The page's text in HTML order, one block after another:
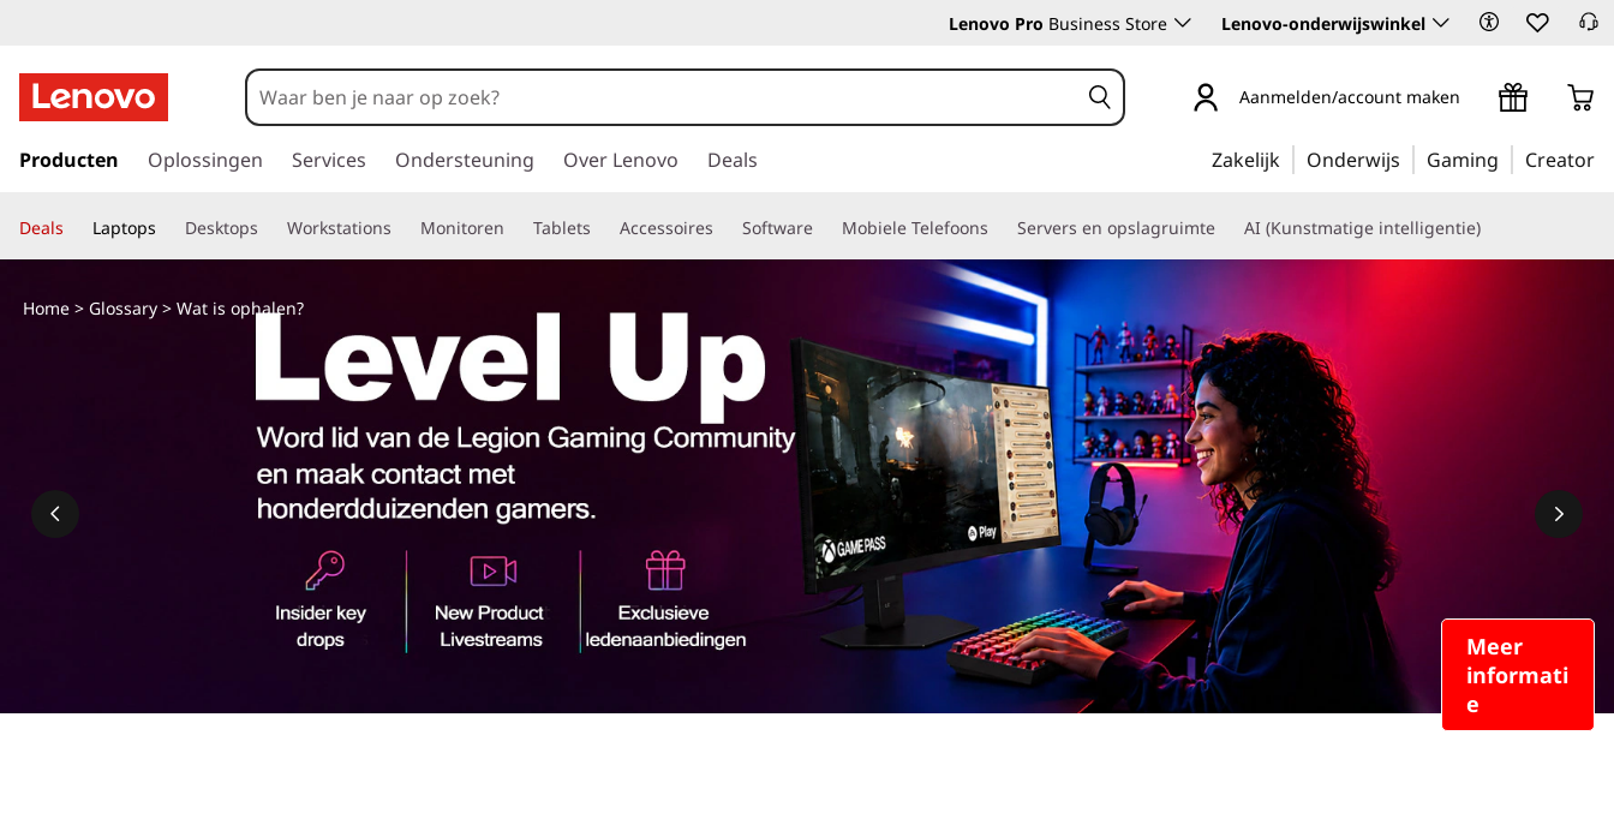
a
Lenovo Pro Business Store Lenovo-onderwijswinkel
a
a
r
e
Aanmelden/account maken
Producten Oplossingen Services Ondersteuning Over Lenovo Deals Zakelijk Onderwijs Gaming Creator
Deals Laptops Desktops Workstations Monitoren Tablets Accessoires Software Mobiele Telefoons Servers en opslagruimte AI (Kunstmatige intelligentie)
Meer
informati
e
Home> Glossary> Wat is ophalen?